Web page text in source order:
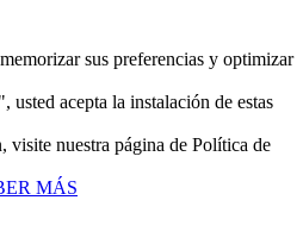
sus preferencias y optimizar
acepta la instalación de estas
visite nuestra página de Política de
MÁS